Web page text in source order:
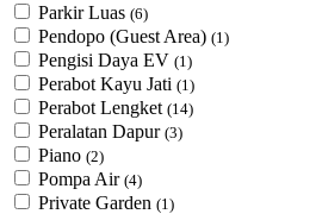
Parkir Luas (6)
Pendopo (Guest Area) (1)
Pengisi Daya EV (1)
Perabot Kayu Jati (1)
Perabot Lengket (14)
Peralatan Dapur (3)
Piano (2)
Pompa Air (4)
Private Garden (1)